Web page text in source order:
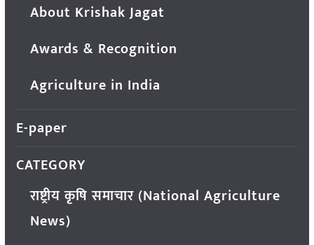
About Krishak Jagat
Awards & Recognition
Agriculture in India
E-paper
CATEGORY
राष्ट्रीय कृषि समाचार (National Agriculture
News)